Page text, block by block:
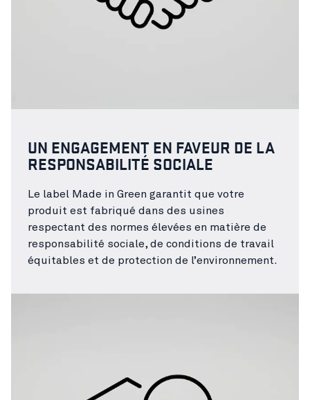
UN ENGAGEMENT EN FAVEUR DE LA
RESPONSABILITÉ SOCIALE
Le label Made in Green garantit que votre
produit est fabriqué dans des usines
respectant des normes élevées en matière de
responsabilité sociale, de conditions de travail
équitables et de protection de l’environnement.